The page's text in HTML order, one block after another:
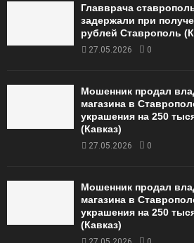
Главврача
задержали при
рублей Ставрополь
27.05.2026 0
Мошенник продал
магазина в
украшения на 250
(Кавказ)
27.05.2026 0
Мошенник продал
магазина в
украшения на 250
(Кавказ)